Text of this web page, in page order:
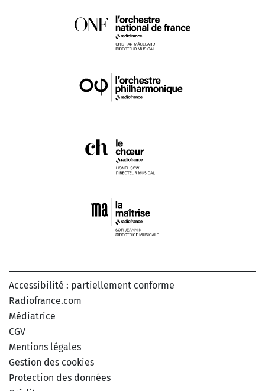
Accessibilité : partiellement conforme
Radiofrance.com
Médiatrice
CGV
Mentions légales
Gestion des cookies
Protection des données